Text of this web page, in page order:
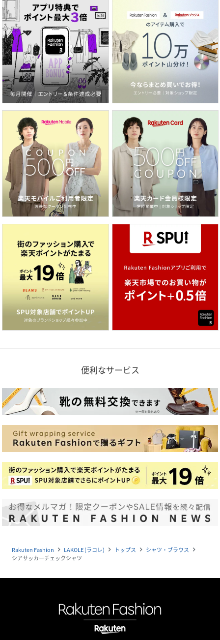
便利なサービス
Rakuten Fashion navigate_next LAKOLE (ラコレ) navigate_next トップス navigate_next シャツ・ブラウス navigate_next
シアサッカーチェックシャツ